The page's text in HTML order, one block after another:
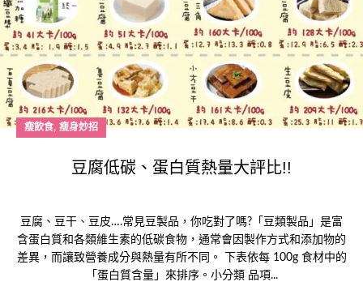
瘦飲食, 瘦身妙招
豆腐低碳、蛋白質熱量大評比!!
豆腐、豆干、豆皮….常見豆製品，你吃對了嗎?「豆類製品」是富
含蛋白質和各類維生素的低碳食物，通常會因製作方式和添加物的
差異，而讓致營養成分與熱量有所不同。 下表依每 100g 食材中的
「蛋白質含量」來排序。小分類 品項...